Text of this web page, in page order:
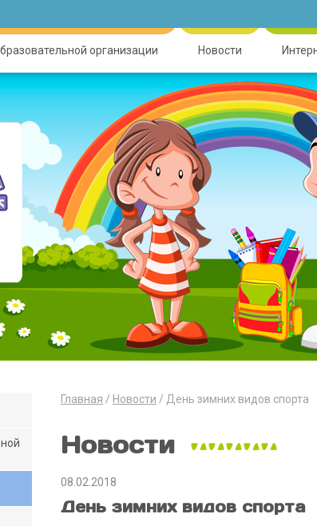
организации Новости
Главная Новости День зимних видов спорта
Новости
08.02.2018
День зимних видов спорта